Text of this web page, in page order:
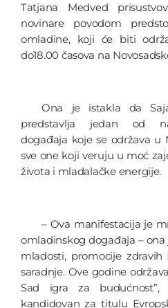
Tatjana Medved
novinare povodom
omladine, koji će biti
do18.00 časova na
Ona je istakla da
predstavlja jedan od
događaja koje se održava u
sve one koji veruju u moć
života i mladalačke energije.
– Ova manifestacija je
omladinskog događaja –
mladosti, promocije
saradnje. Ove godine
Sad igra za
kandidovan za titulu